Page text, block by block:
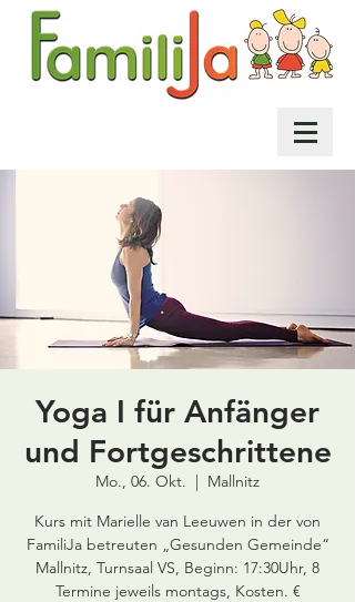
Yoga I für Anfänger
und Fortgeschrittene
Mo., 06. Okt.
  |
Mallnitz
Kurs mit Marielle van Leeuwen in der von
FamiliJa betreuten „Gesunden Gemeinde“
Mallnitz, Turnsaal VS, Beginn: 17:30Uhr, 8
Termine jeweils montags, Kosten. €